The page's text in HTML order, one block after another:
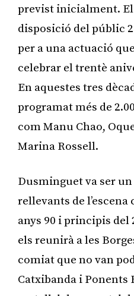
previst inicialment. El
disposició del públic
per a una actuació
celebrar el trentè
En aquestes tres
programat més de
com Manu Chao,
Marina Rossell.
Dusminguet va ser
rellevants de
anys 90 i principis del
els reunirà a les
comiat que no van
Catxibanda i Ponents